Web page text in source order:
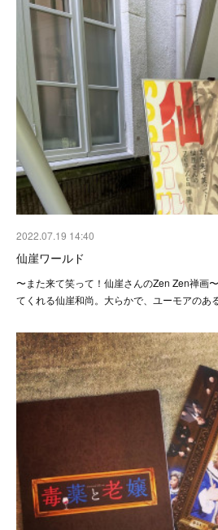
2022.07.19 14:40
仙崖ワールド
〜また来て笑って！仙崖さんのZen Zen禅画
てくれる仙崖和尚。大らかで、ユーモアの